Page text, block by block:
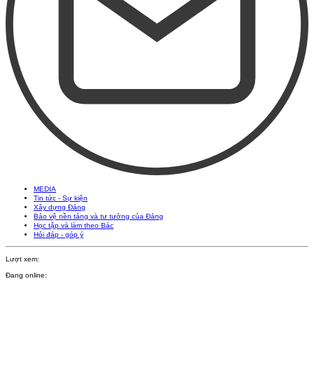
MEDIA
Tin tức - Sự kiện
Xây dựng Đảng
Bảo vệ nền tảng và tư tưởng của Đảng
Học tập và làm theo Bác
Hỏi đáp - góp ý
Lượt xem:
Đang online: